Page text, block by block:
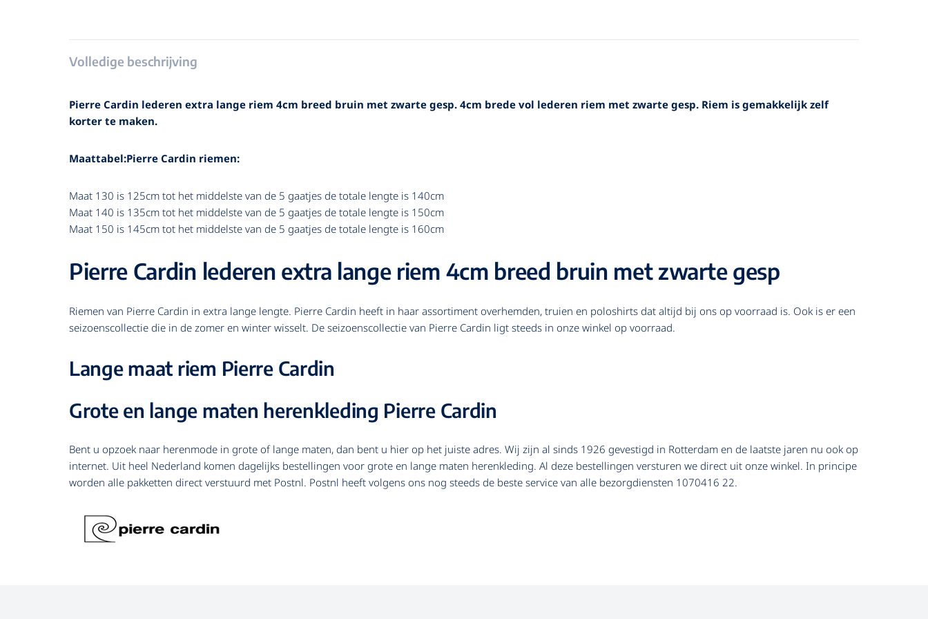
Volledige beschrijving
Pierre Cardin lederen extra lange riem 4cm breed bruin met zwarte gesp. 4cm brede vol lederen riem met zwarte gesp. Riem is gemakkelijk zelf
korter te maken.
Maattabel:Pierre Cardin riemen:
Maat 130 is 125cm tot het middelste van de 5 gaatjes de totale lengte is 140cm
Maat 140 is 135cm tot het middelste van de 5 gaatjes de totale lengte is 150cm
Maat 150 is 145cm tot het middelste van de 5 gaatjes de totale lengte is 160cm
Pierre Cardin lederen extra lange riem 4cm breed bruin met zwarte gesp
Riemen van Pierre Cardin in extra lange lengte. Pierre Cardin heeft in haar assortiment overhemden, truien en poloshirts dat altijd bij ons op voorraad is. Ook is er een
seizoenscollectie die in de zomer en winter wisselt. De seizoenscollectie van Pierre Cardin ligt steeds in onze winkel op voorraad.
Lange maat riem Pierre Cardin
Grote en lange maten herenkleding Pierre Cardin
Bent u opzoek naar herenmode in grote of lange maten, dan bent u hier op het juiste adres. Wij zijn al sinds 1926 gevestigd in Rotterdam en de laatste jaren nu ook op
internet. Uit heel Nederland komen dagelijks bestellingen voor grote en lange maten herenkleding. Al deze bestellingen versturen we direct uit onze winkel. In principe
worden alle pakketten direct verstuurd met Postnl. Postnl heeft volgens ons nog steeds de beste service van alle bezorgdiensten 1070416 22.